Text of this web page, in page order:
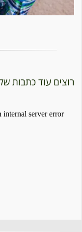
רוצים עוד כתבות